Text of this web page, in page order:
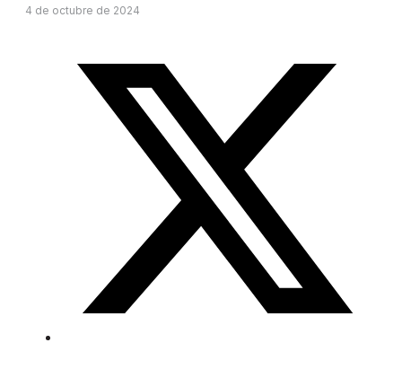
4 de octubre de 2024